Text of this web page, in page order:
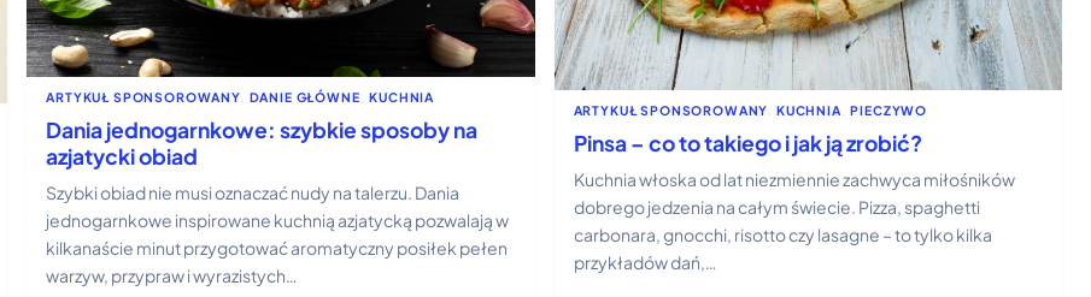
RYNKU?
ARTYKUŁ SPONSOROWANY, DANIE GŁÓWNE , KUCHNIA
Dania jednogarnkowe: szybkie sposoby na
azjatycki obiad
Szybki obiad nie musi oznaczać nudy na talerzu. Dania
jednogarnkowe inspirowane kuchnią azjatycką pozwalają w
kilkanaście minut przygotować aromatyczny posiłek pełen
warzyw, przypraw i wyrazistych…
ARTYKUŁ SPONSOROWANY KUCHNIA , PIECZYWO
Pinsa – co to takiego i jak ją zrobić?
Kuchnia włoska od lat niezmiennie zachwyca miłośników
dobrego jedzenia na całym świecie. Pizza, spaghetti
carbonara, gnocchi, risotto czy lasagne – to tylko kilka
przykładów dań,…